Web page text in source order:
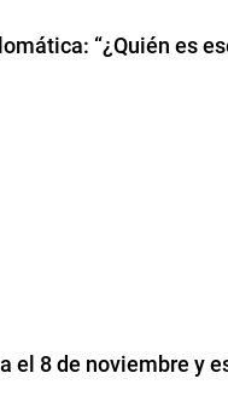
“¿Quién es
el 8 de noviembre y